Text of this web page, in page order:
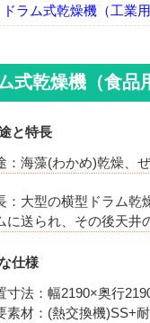
ドラム式乾燥機（工業
式乾燥機（食品
と特長
：海藻(わかめ)乾燥、
：大型の横型ドラム乾
に送られ、その後天井
仕様
寸法：幅2190×奥行
素材：(熱交換機)SS+